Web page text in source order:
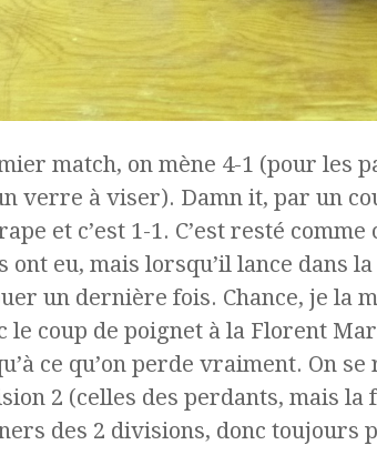
match, on mène 4-1 (pour les
verre à viser). Damn it, par un
et c’est 1-1. C’est resté
ont eu, mais lorsqu’il lance dans
un dernière fois. Chance, je la
le coup de poignet à la Florent
ce qu’on perde vraiment. On
2 (celles des perdants, mais la
des 2 divisions, donc toujours